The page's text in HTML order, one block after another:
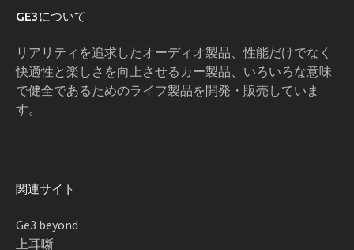
GE3について
リアリティを追求したオーディオ製品、性能だけでなく
快適性と楽しさを向上させるカー製品、いろいろな意味
で健全であるためのライフ製品を開発・販売していま
す。
関連サイト
Ge3 beyond
上耳噺